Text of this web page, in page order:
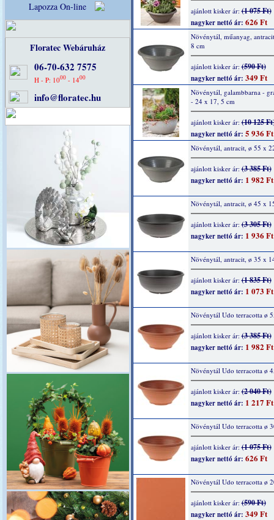
Lapozza On-line
Floratec Webáruház
06-70-632 7575
H - P: 1000 - 1400
info@floratec.hu
ajánlott kisker ár:(1 075 Ft)
nagyker nettó ár: 626 Ft
Növénytál, műanyag,
8 cm
ajánlott kisker ár:(590 Ft)
nagyker nettó ár: 349 Ft
Növénytál, galambbarna -
- 24 x 17, 5 cm
ajánlott kisker ár:(10 125
nagyker nettó ár: 5 936 Ft
Növénytál, antracit, ø 55 x
ajánlott kisker ár:(3 385 Ft)
nagyker nettó ár: 1 982 Ft
Növénytál, antracit, ø 45 x
ajánlott kisker ár:(3 305 Ft)
nagyker nettó ár: 1 936 Ft
Növénytál, antracit, ø 35 x
ajánlott kisker ár:(1 835 Ft)
nagyker nettó ár: 1 073 Ft
Növénytál Udo terracotta ø
ajánlott kisker ár:(3 385 Ft)
nagyker nettó ár: 1 982 Ft
Növénytál Udo terracotta ø
ajánlott kisker ár:(2 040 Ft)
nagyker nettó ár: 1 217 Ft
Növénytál Udo terracotta ø
ajánlott kisker ár:(1 075 Ft)
nagyker nettó ár: 626 Ft
Növénytál Udo terracotta ø
ajánlott kisker ár:(590 Ft)
nagyker nettó ár: 349 Ft